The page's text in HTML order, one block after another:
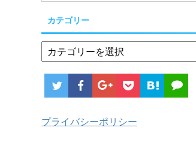
カテゴリー
プライバシーポリシー